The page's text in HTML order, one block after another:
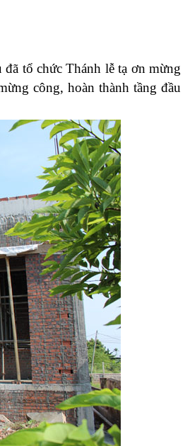
tổ chức Thánh lễ tạ ơn mừng
công, hoàn thành tầng đầu